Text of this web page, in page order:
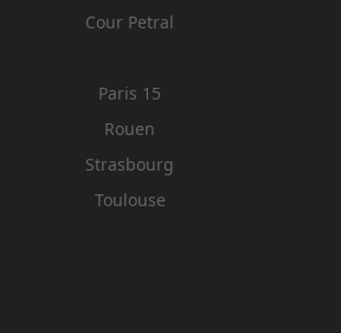
Cour Petral
Paris 15
Rouen
Strasbourg
Toulouse